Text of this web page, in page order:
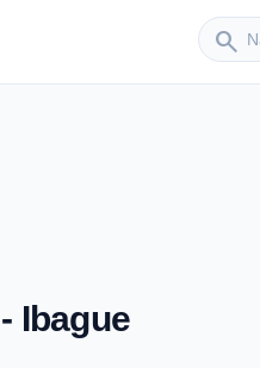
search
Ibague